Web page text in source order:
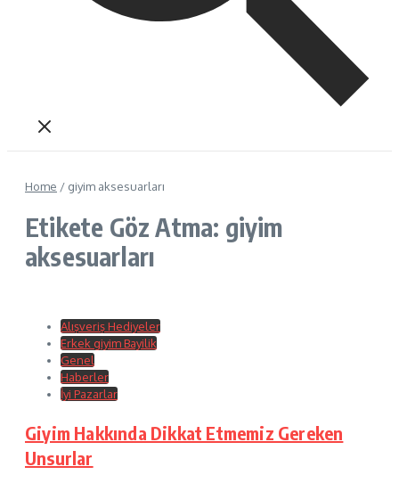
Home / giyim aksesuarları
Etikete Göz Atma: giyim
aksesuarları
Alışveriş Hediyeler
Erkek giyim Bayilik
Genel
Haberler
İyi Pazarlar
Giyim Hakkında Dikkat Etmemiz Gereken
Unsurlar